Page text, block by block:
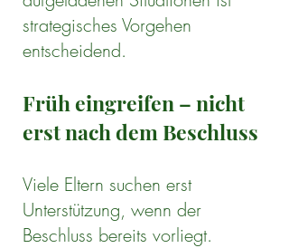
strategisches Vorgehen
entscheidend.
Früh eingreifen – nicht
erst nach dem Beschluss
Viele Eltern suchen erst
Unterstützung, wenn der
Beschluss bereits vorliegt.